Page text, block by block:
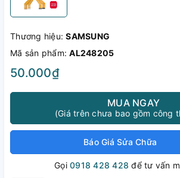
Thương hiệu:SAMSUNG
Mã sản phẩm:AL248205
50.000₫
MUA NGAY
(Giá trên chưa bao gồm công
Báo Giá Sửa Chữa
Gọi0918 428 428 để tư vấn